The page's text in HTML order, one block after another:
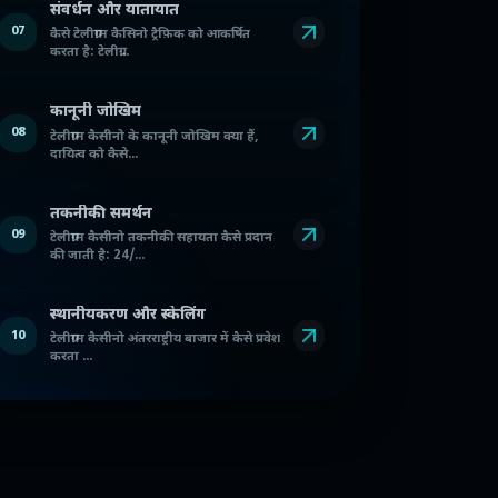
07
संवर्धन और यातायात
कैसे टेलीग्राम कैसिनो ट्रैफ़िक को आकर्षित
करता है: टेलीग्र...
08
कानूनी जोखिम
टेलीग्राम कैसीनो के कानूनी जोखिम क्या हैं,
दायित्व को कैसे...
09
तकनीकी समर्थन
टेलीग्राम कैसीनो तकनीकी सहायता कैसे प्रदान
की जाती है: 24/...
10
स्थानीयकरण और स्केलिंग
टेलीग्राम कैसीनो अंतरराष्ट्रीय बाजार में कैसे प्रवेश
करता ...